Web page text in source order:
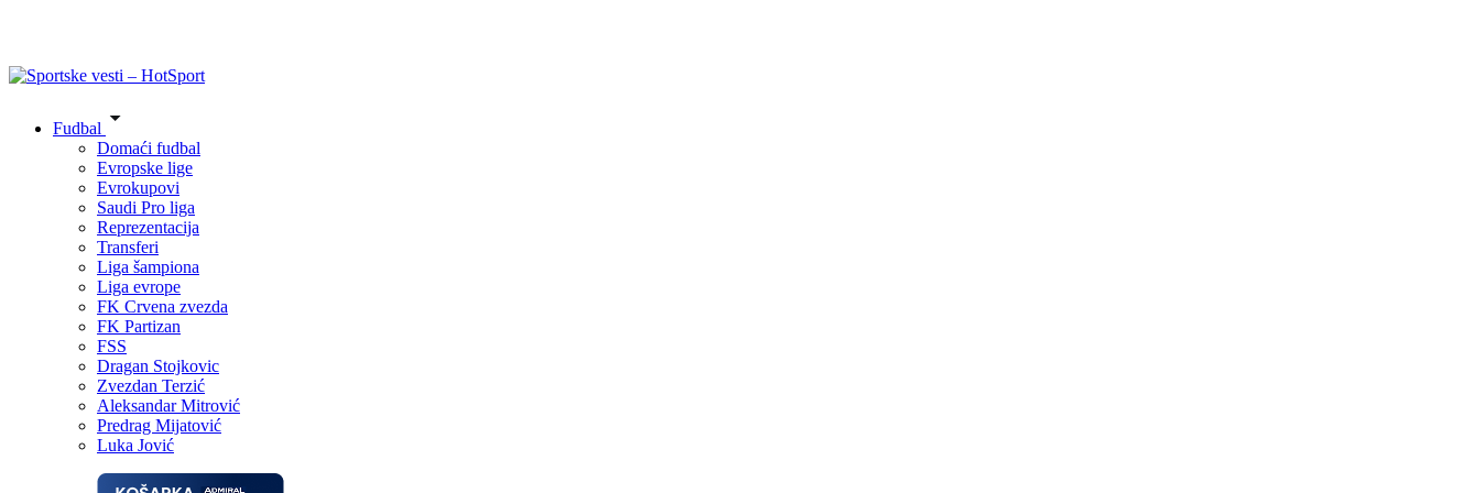
Fudbal
Domaći fudbal
Evropske lige
Evrokupovi
Saudi Pro liga
Reprezentacija
Transferi
Liga šampiona
Liga evrope
FK Crvena zvezda
FK Partizan
FSS
Dragan Stojkovic
Zvezdan Terzić
Aleksandar Mitrović
Predrag Mijatović
Luka Jović